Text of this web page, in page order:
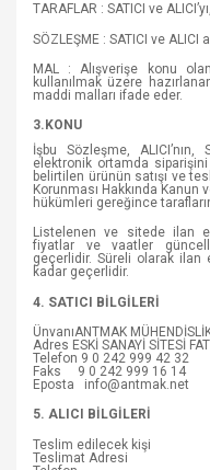
TARAFLAR : SATICI ve ALICI’yı,
SÖZLEŞME : SATICI ve
MAL : Alışverişe konu
kullanılmak üzere
maddi malları ifade eder.
3.KONU
İşbu Sözleşme,
elektronik ortamda
belirtilen ürünün satışı ve
Korunması Hakkında
hükümleri gereğince
Listelenen ve sitede ilan
fiyatlar ve vaatler
geçerlidir. Süreli olarak
kadar geçerlidir.
4. SATICI BİLGİLERİ
ÜnvanıANTMAK
Adres ESKİ SANAYİ SİTESİ
Telefon 9 0 242 999 42 32
Faks 9 0 242 999 16 14
Eposta info@antmak.net
5. ALICI BİLGİLERİ
Teslim edilecek kişi
Teslimat Adresi